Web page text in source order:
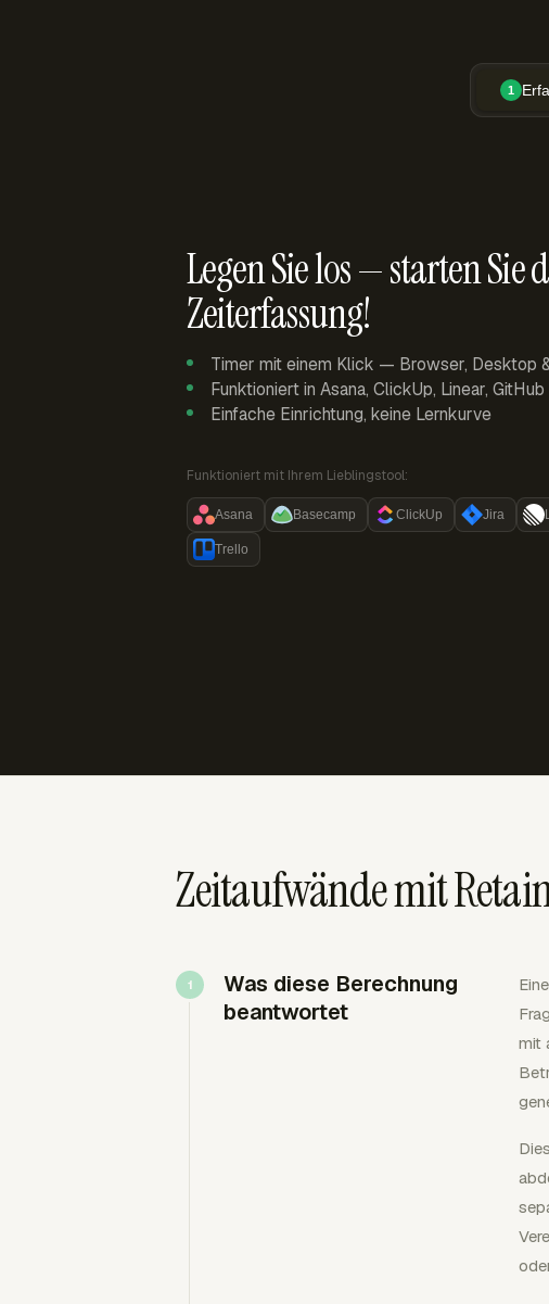
1
Legen Sie los — starten Sie
Zeiterfassung!
Timer mit einem Klick — Browser, Desktop
Funktioniert in Asana, ClickUp, Linear,
Einfache Einrichtung, keine Lernkurve
Funktioniert mit Ihrem Lieblingstool:
Asana Basecamp ClickUp Jira
Trello
Zeitaufwände mit
Was diese Berechnung
beantwortet
mit